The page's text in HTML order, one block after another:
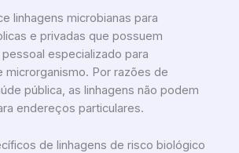
linhagens microbianas para
e privadas que possuem
especializado para
microrganismo. Por razões de
pública, as linhagens não podem
endereços particulares.
de linhagens de risco biológico